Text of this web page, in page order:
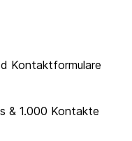
Kontaktformulare
& 1.000 Kontakte